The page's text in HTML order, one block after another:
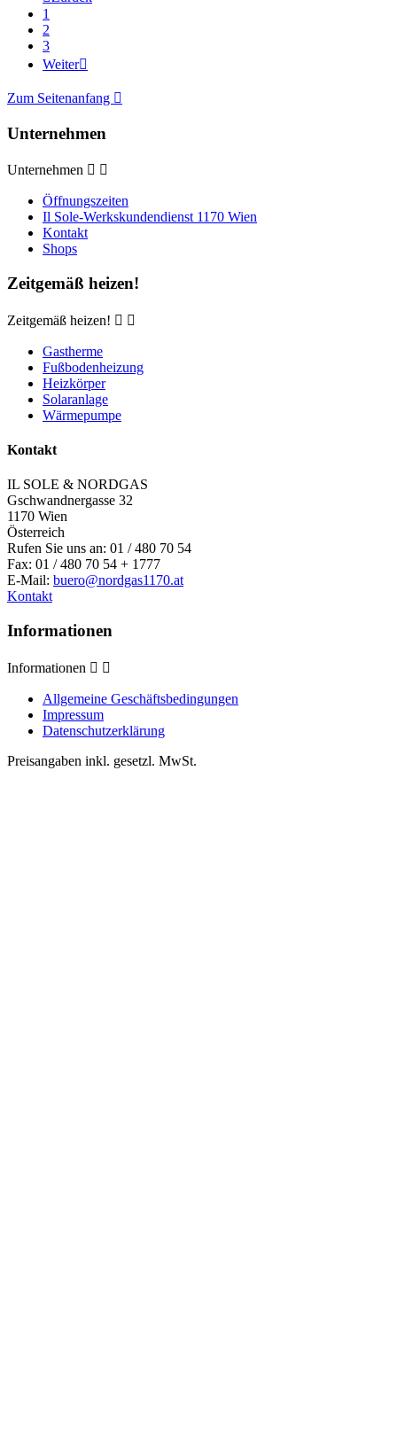
1
2
3
Weiter
Zum Seitenanfang 
Unternehmen
Unternehmen  
Öffnungszeiten
Il Sole-Werkskundendienst 1170 Wien
Kontakt
Shops
Zeitgemäß heizen!
Zeitgemäß heizen!  
Gastherme
Fußbodenheizung
Heizkörper
Solaranlage
Wärmepumpe
Kontakt
IL SOLE & NORDGAS
Gschwandnergasse 32
1170 Wien
Österreich
Rufen Sie uns an: 01 / 480 70 54
Fax: 01 / 480 70 54 + 1777
E-Mail: buero@nordgas1170.at
Kontakt
Informationen
Informationen  
Allgemeine Geschäftsbedingungen
Impressum
Datenschutzerklärung
Preisangaben inkl. gesetzl. MwSt.